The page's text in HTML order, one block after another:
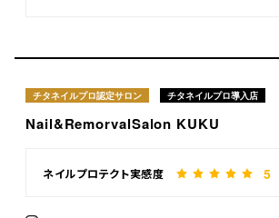
チタネイルプロ認定サロン チタネイルプロ導入店
Nail&RemorvalSalon KUKU
ネイルプロテクト実感度 5